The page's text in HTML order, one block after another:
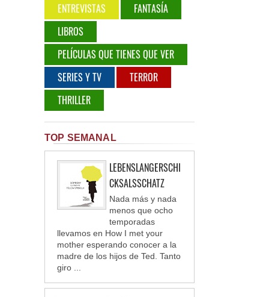
ENTREVISTAS
FANTASÍA
LIBROS
PELÍCULAS QUE TIENES QUE VER
SERIES Y TV
TERROR
THRILLER
TOP SEMANAL
LEBENSLANGERSCHI
CKSALSSCHATZ
Nada más y nada
menos que ocho
temporadas
llevamos en How I met your
mother esperando conocer a la
madre de los hijos de Ted. Tanto
giro ...